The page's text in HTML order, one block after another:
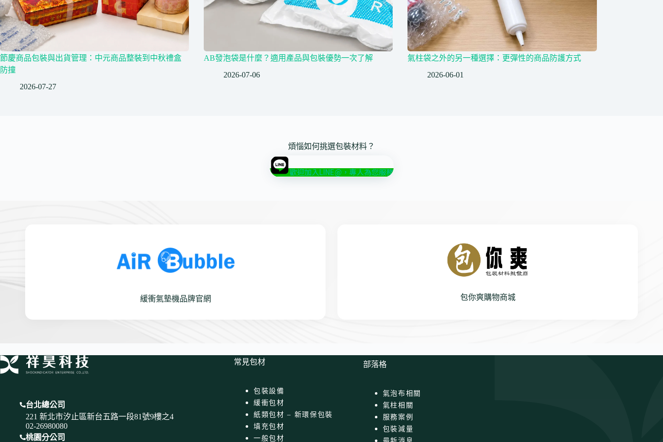
節慶商品包裝與出貨管理：中元商品整裝到中秋禮盒
防撞
2026-07-27
AB發泡袋是什麼？適用產品與包裝優勢一次了解
2026-07-06
氣柱袋之外的另一種選擇：更彈性的商品防護方式
2026-06-01
煩惱如何挑選包裝材料？
歡迎加入LINE@，專人為您服務
緩衝氣墊機品牌官網 包你爽購物商城
台北總公司
221 新北市汐止區新台五路一段81號9樓之4
02-26980080
桃園分公司
常見包材
包裝設備
緩衝包材
紙類包材 – 新環保包裝
填充包材
一般包材
部落格
氣泡布相關
氣柱相關
服務案例
包裝減量